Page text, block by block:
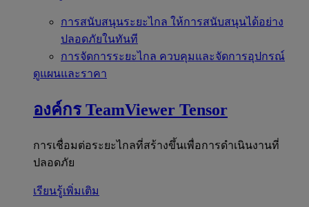
การสนับสนุนระยะไกล ให้การสนับสนุนได้อย่าง
ปลอดภัยในทันที
การจัดการระยะไกล ควบคุมและจัดการอุปกรณ์
ดูแผนและราคา
องค์กร TeamViewer Tensor
การเชื่อมต่อระยะไกลที่สร้างขึ้นเพื่อการดำเนินงานที่
ปลอดภัย
เรียนรู้เพิ่มเติม